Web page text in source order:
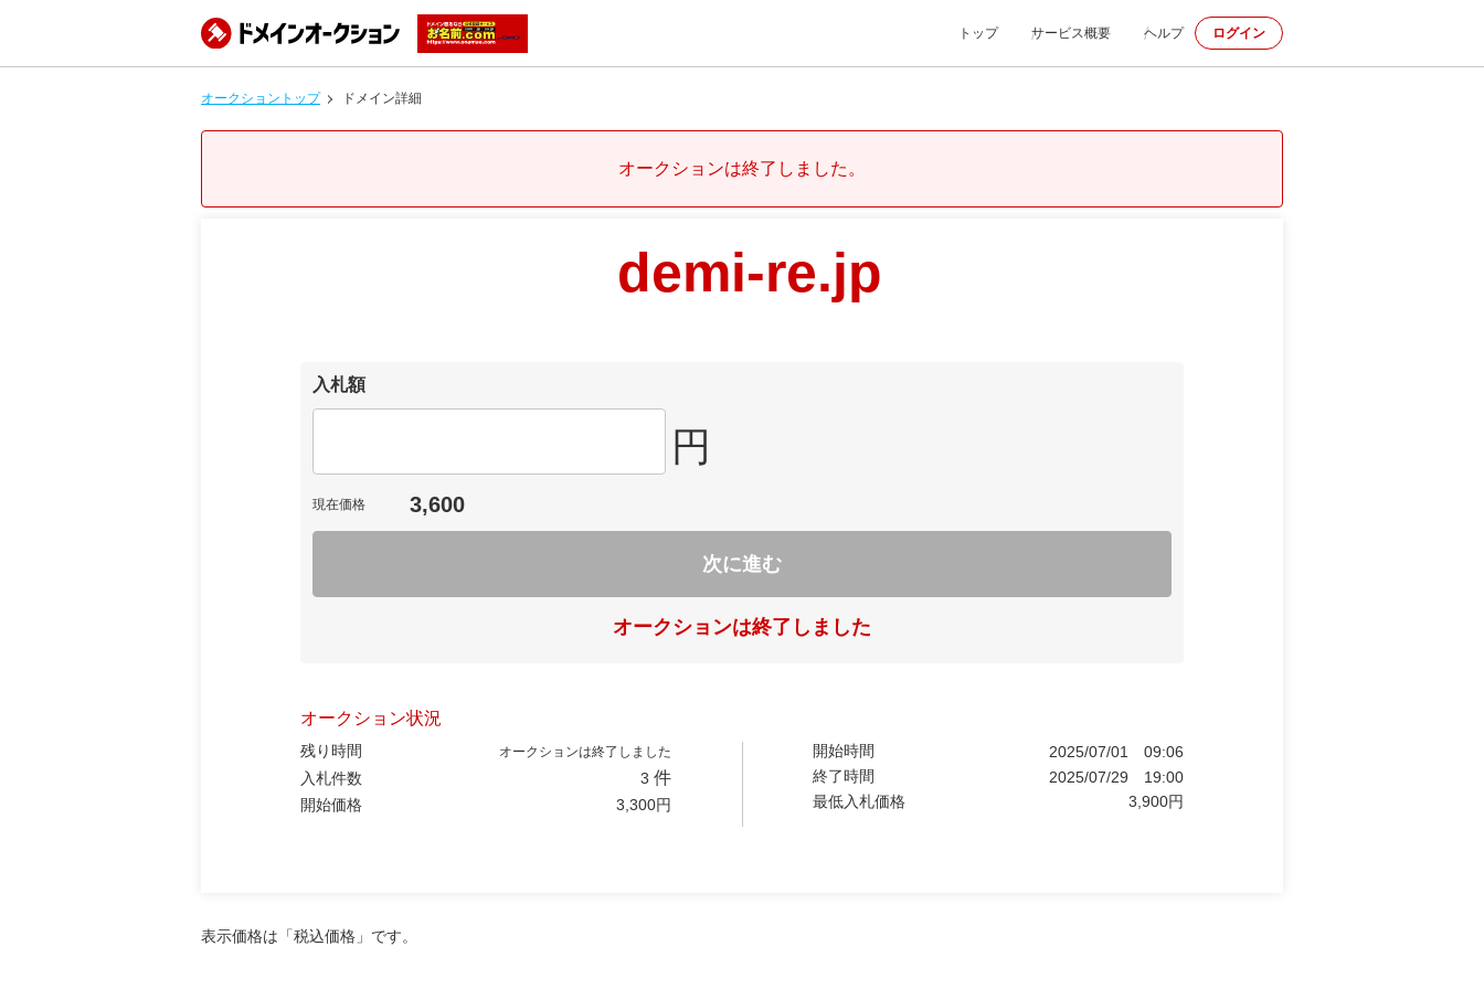
トップ サービス概要 ヘルプ ログイン
オークショントップ ドメイン詳細
オークションは終了しました。
demi-re.jp
入札額
円
現在価格 3,600
次に進む
オークションは終了しました
オークション状況
残り時間 オークションは終了しました
入札件数 3 件
開始価格 3,300円
開始時間 2025/07/01
09:06
終了時間
2025/07/29
19:00
最低入札価格
3,900円
表示価格は「税込価格」です。